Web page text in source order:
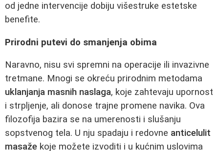
od jedne intervencije dobiju višestruke estetske
benefite.
Prirodni putevi do smanjenja obima
Naravno, nisu svi spremni na operacije ili invazivne
tretmane. Mnogi se okreću prirodnim metodama
uklanjanja masnih naslaga, koje zahtevaju upornost
i strpljenje, ali donose trajne promene navika. Ova
filozofija bazira se na umerenosti i slušanju
sopstvenog tela. U nju spadaju i redovne anticelulit
masaže koje možete izvoditi i u kućnim uslovima